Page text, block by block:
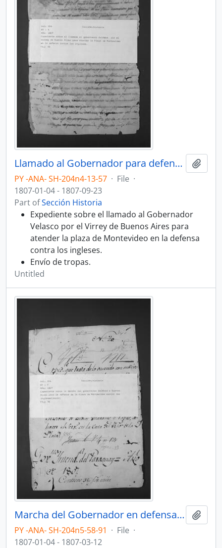
Llamado al Gobernador para defensa contra los ingleses.
PY -ANA- SH-204n4-13-57 · File ·
1807-01-04 - 1807-09-23
Part ofSección Historia
Expediente sobre el llamado al Gobernador
Velasco por el Virrey de Buenos Aires para
atender la plaza de Montevideo en la defensa
contra los ingleses.
Envío de tropas.
Untitled
Marcha del Gobernador en defensa de la plaza de Montevideo contra los ingleses.
PY -ANA- SH-204n5-58-91 · File ·
1807-01-04 - 1807-03-12